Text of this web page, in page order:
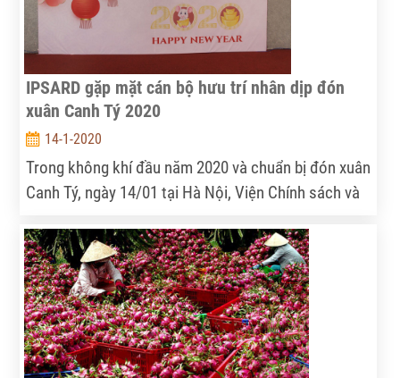
IPSARD gặp mặt cán bộ hưu trí nhân dịp đón
xuân Canh Tý 2020
14-1-2020
Trong không khí đầu năm 2020 và chuẩn bị đón xuân
Canh Tý, ngày 14/01 tại Hà Nội, Viện Chính sách và
ân các cán bộ hưu trí.